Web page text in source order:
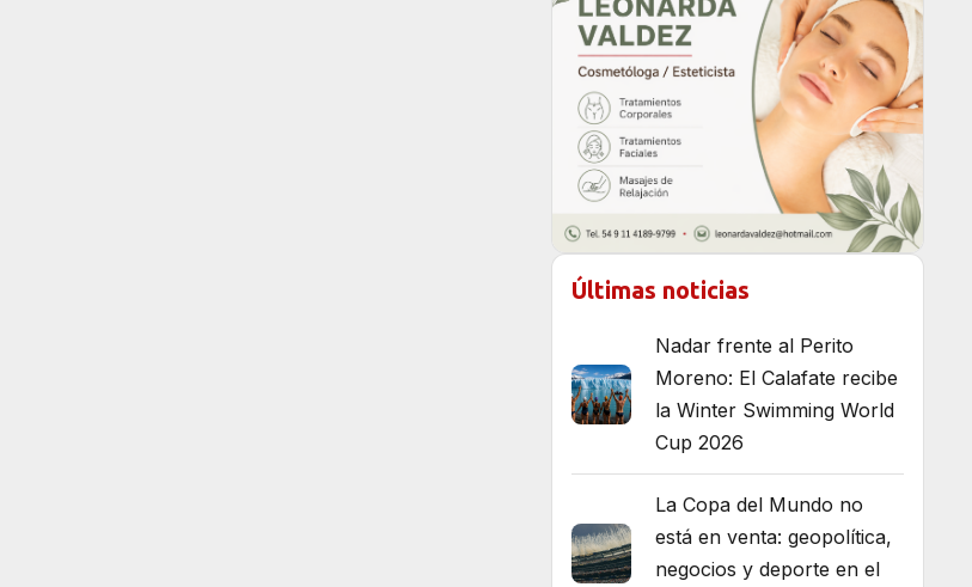
Últimas noticias
Nadar frente al Perito
Moreno: El Calafate recibe
la Winter Swimming World
Cup 2026
La Copa del Mundo no
está en venta: geopolítica,
negocios y deporte en el